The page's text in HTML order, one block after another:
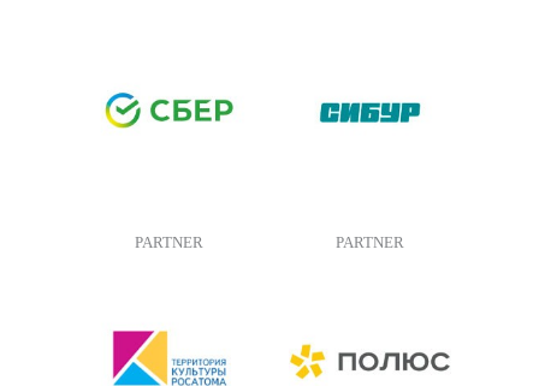
PARTNER PARTNER